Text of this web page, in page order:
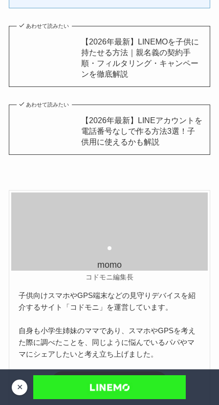
あわせて読みたい
【2026年最新】LINEMOを子供に
持たせる方法｜親名義の契約手
順・フィルタリング・キャンペー
ンを徹底解説
あわせて読みたい
【2026年最新】LINEアカウントを
電話番号なしで作る方法3選！子
供用に使えるかも解説
momo
コドモニ編集長
子供向けスマホやGPS端末などの見守りデバイスを紹
介するサイト「コドモニ」を運営しています。
自身も小学生姉妹のママであり、スマホやGPSを考え
た際に調べたことを、同じように悩んでいるパパやマ
マにシェアしたいと考え立ち上げました。
コドモニについて
✕